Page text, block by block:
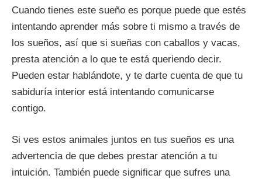
Cuando tienes este sueño es porque puede que estés
intentando aprender más sobre ti mismo a través de
los sueños, así que si sueñas con caballos y vacas,
presta atención a lo que te está queriendo decir.
Pueden estar hablándote, y te darte cuenta de que tu
sabiduría interior está intentando comunicarse
contigo.
Si ves estos animales juntos en tus sueños es una
advertencia de que debes prestar atención a tu
intuición. También puede significar que sufres una